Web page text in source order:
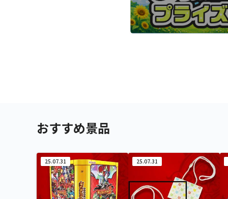
おすすめ景品
25.07.31 25.07.31